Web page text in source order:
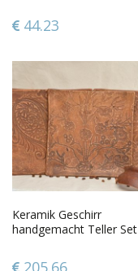
44.23
Keramik Geschirr
handgemacht Teller Set
Stück rund
205.66